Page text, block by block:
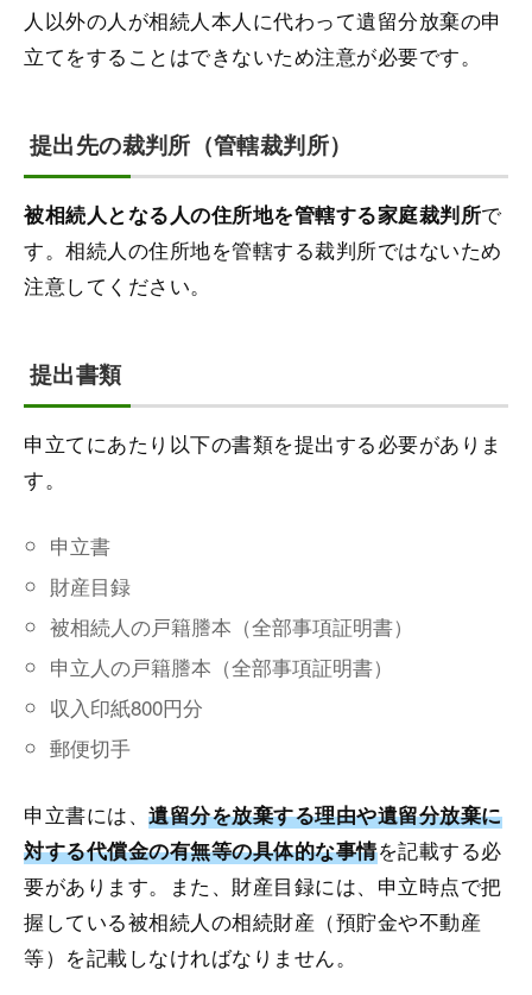
人以外の人が相続人本人に代わって遺留分放棄の申
立てをすることはできないため注意が必要です。
提出先の裁判所（管轄裁判所）
被相続人となる人の住所地を管轄する家庭裁判所で
す。相続人の住所地を管轄する裁判所ではないため
注意してください。
提出書類
申立てにあたり以下の書類を提出する必要がありま
す。
申立書
財産目録
被相続人の戸籍謄本（全部事項証明書）
申立人の戸籍謄本（全部事項証明書）
収入印紙800円分
郵便切手
申立書には、遺留分を放棄する理由や遺留分放棄に
対する代償金の有無等の具体的な事情を記載する必
要があります。また、財産目録には、申立時点で把
握している被相続人の相続財産（預貯金や不動産
等）を記載しなければなりません。